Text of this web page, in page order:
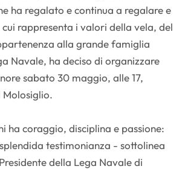
ha regalato e continua a regalare e
cui rappresenta i valori della vela, del
alla grande famiglia
Navale, ha deciso di organizzare
sabato 30 maggio, alle 17,
Molosiglio.
ha coraggio, disciplina e passione:
testimonianza - sottolinea
della Lega Navale di